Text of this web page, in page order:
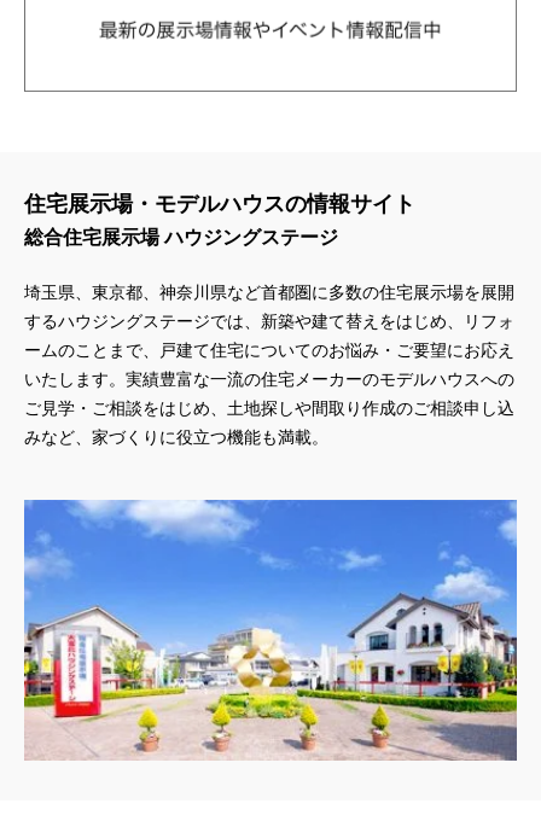
住宅展示場・モデルハウスの情報サイト
総合住宅展示場 ハウジングステージ
埼玉県、東京都、神奈川県など首都圏に多数の住宅展示場を展開
するハウジングステージでは、新築や建て替えをはじめ、リフォ
ームのことまで、戸建て住宅についてのお悩み・ご要望にお応え
いたします。実績豊富な一流の住宅メーカーのモデルハウスへの
ご見学・ご相談をはじめ、土地探しや間取り作成のご相談申し込
みなど、家づくりに役立つ機能も満載。